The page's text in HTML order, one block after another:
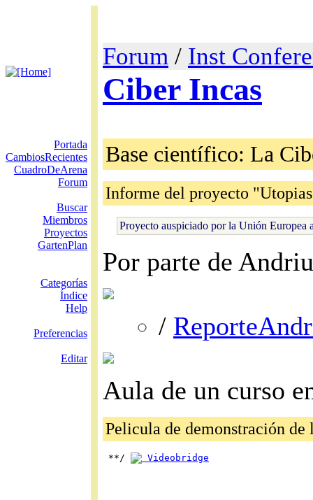
Forum / Inst
Ciber Incas
Portada
CambiosRecientes
CuadroDeArena
Forum
Buscar
Miembros
Proyectos
GartenPlan
Categorías
Índice
Help
Preferencias
Editar
Base científico: La
Informe del proyecto
Proyecto auspiciado por la Unión Europea
Por parte de
/
Aula de un curso
Pelicula de demonstración de
**/ Videobridge